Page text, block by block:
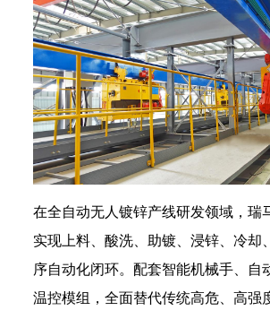
在全自动无人镀锌产线研发领域，瑞
实现上料、酸洗、助镀、浸锌、冷却
序自动化闭环。配套智能机械手、自
温控模组，全面替代传统高危、高强